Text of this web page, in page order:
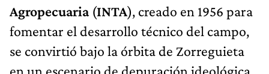
Agropecuaria(INTA), creado en 1956 para
fomentar el desarrollo técnico del campo,
se convirtió bajo la órbita de Zorreguieta
en un escenario de depuración ideológica